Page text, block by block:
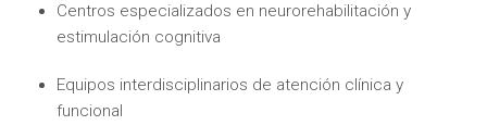
Centros especializados en neurorehabilitación y
estimulación cognitiva
Equipos interdisciplinarios de atención clínica y
funcional